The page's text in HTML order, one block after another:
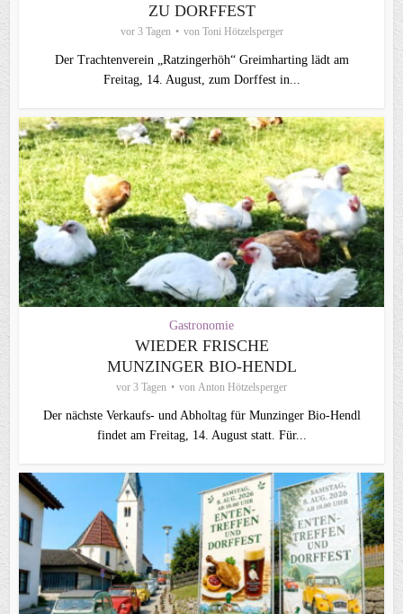
ZU DORFFEST
vor 3 Tagen von Toni Hötzelsperger
Der Trachtenverein „Ratzingerhöh“ Greimharting lädt am
Freitag, 14. August, zum Dorffest in...
Gastronomie
WIEDER FRISCHE
MUNZINGER BIO-HENDL
vor 3 Tagen von Anton Hötzelsperger
Der nächste Verkaufs- und Abholtag für Munzinger Bio-Hendl
findet am Freitag, 14. August statt. Für...